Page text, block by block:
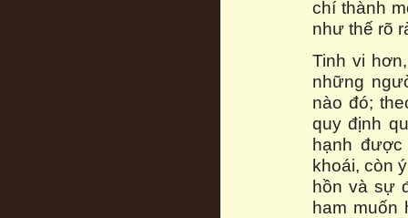
chí thành
như thế rõ
Tinh vi
những
nào đó;
quy định
hạnh
khoái, còn
hồn và sự
ham muốn